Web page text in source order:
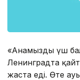
«Анамыздың үш
Ленинградта
жаста еді. Өте